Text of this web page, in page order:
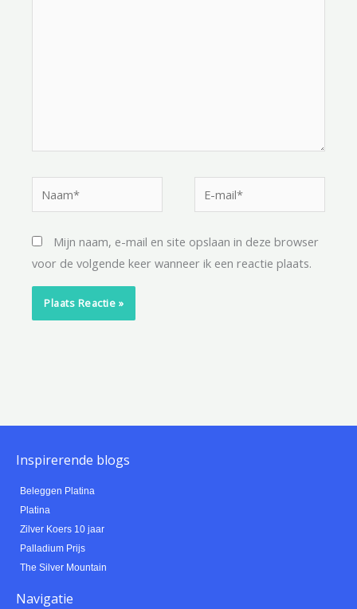
mail*
Mijn naam, e-mail en site opslaan in deze browser
voor de volgende keer wanneer ik een reactie plaats.
Inspirerende blogs
Beleggen Platina
Platina
Zilver Koers 10 jaar
Palladium Prijs
The Silver Mountain
Navigatie